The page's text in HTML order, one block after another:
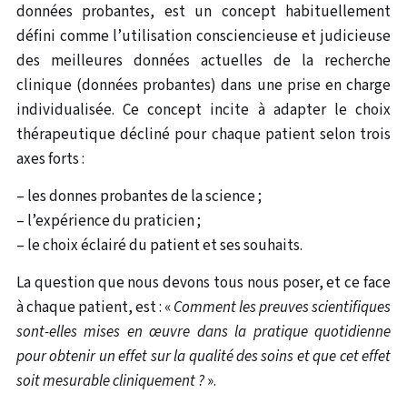
données probantes, est un concept habituellement
défini comme l’utilisation consciencieuse et judicieuse
des meilleures données actuelles de la recherche
clinique (données probantes) dans une prise en charge
individualisée. Ce concept incite à adapter le choix
thérapeutique décliné pour chaque patient selon trois
axes forts :
– les donnes probantes de la science ;
– l’expérience du praticien ;
– le choix éclairé du patient et ses souhaits.
La question que nous devons tous nous poser, et ce face
à chaque patient, est : «Comment les preuves scientifiques
sont-elles mises en œuvre dans la pratique quotidienne
pour obtenir un effet sur la qualité des soins et que cet effet
soit mesurable cliniquement ?».